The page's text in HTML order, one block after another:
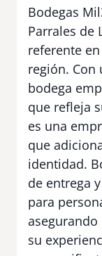
Bodegas
Parrales de
referente
región. Con
bodega
que refleja
es una
que
identidad.
de entrega
para
su